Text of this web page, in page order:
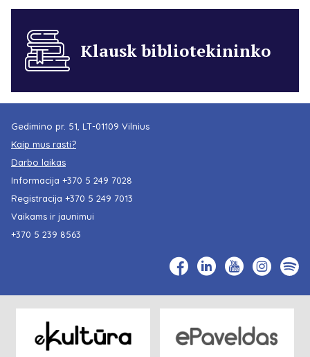
Klausk bibliotekininko
Gedimino pr. 51, LT-01109 Vilnius
Kaip mus rasti?
Darbo laikas
Informacija +370 5 249 7028
Registracija +370 5 249 7013
Vaikams ir jaunimui
+370 5 239 8563